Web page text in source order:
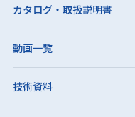
カタログ・取扱説明書
動画一覧
技術資料